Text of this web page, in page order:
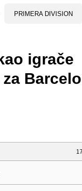
PRIMERA DIVISION
igrače